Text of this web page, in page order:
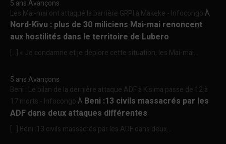
5 ans Avançons
Les Mai-mai ont attaqué la barrière GRPI à Makeke - InfocongoÀ
Nord-Kivu : plus de 30 miliciens Mai-mai renoncent
aux hostilités dans le territoire de Lubero
[…] « Je condamne et je déplore cette situation, les Mai-mai...
5 ans Avançons
Beni : Le bilan de la dernière attaque ADF à Kisima passe de 12 à
17 morts - InfocongoÀ Beni :13 civils massacrés par les
ADF dans deux attaques différentes
[…] Beni :13 civils massacrés par les ADF dans deux...